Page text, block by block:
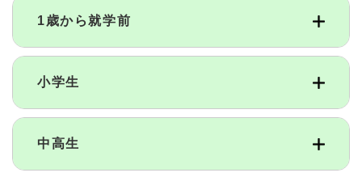
1歳から就学前
小学生
中高生